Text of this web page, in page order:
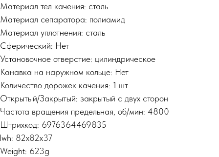
Материал тел качения: сталь
Материал сепаратора: полиамид
Материал уплотнения: сталь
Сферический: Нет
Установочное отверстие: цилиндрическое
Канавка на наружном кольце: Нет
Количество дорожек качения: 1 шт
Открытый/Закрытый: закрытый с двух сторон
Частота вращения предельная, об/мин: 4800
Штрихкод: 6976364469835
lwh: 82x82x37
Weight: 623g